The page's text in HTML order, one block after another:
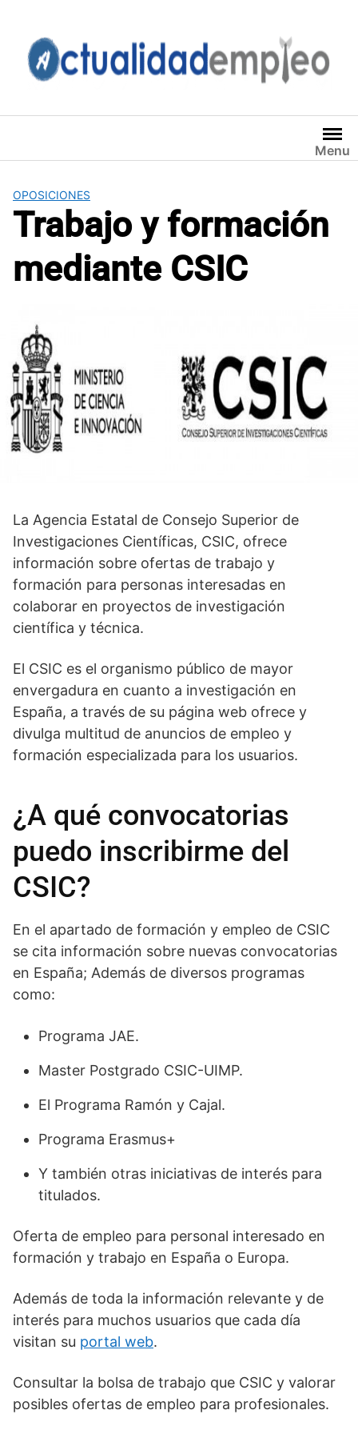
contenido
Menu
OPOSICIONES
Trabajo y formación
mediante CSIC
La Agencia Estatal de Consejo Superior de
Investigaciones Científicas, CSIC, ofrece
información sobre ofertas de trabajo y
formación para personas interesadas en
colaborar en proyectos de investigación
científica y técnica.
El CSIC es el organismo público de mayor
envergadura en cuanto a investigación en
España, a través de su página web ofrece y
divulga multitud de anuncios de empleo y
formación especializada para los usuarios.
¿A qué convocatorias
puedo inscribirme del
CSIC?
En el apartado de formación y empleo de CSIC
se cita información sobre nuevas convocatorias
en España; Además de diversos programas
como:
Programa JAE.
Master Postgrado CSIC-UIMP.
El Programa Ramón y Cajal.
Programa Erasmus+
Y también otras iniciativas de interés para
titulados.
Oferta de empleo para personal interesado en
formación y trabajo en España o Europa.
Además de toda la información relevante y de
interés para muchos usuarios que cada día
visitan su portal web.
Consultar la bolsa de trabajo que CSIC y valorar
posibles ofertas de empleo para profesionales.